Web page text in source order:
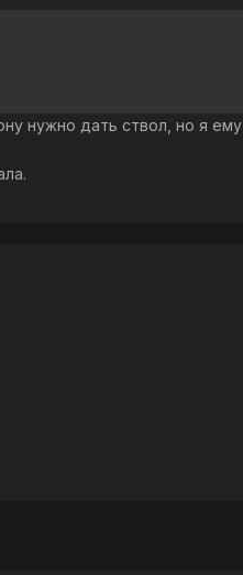
нужно дать ствол, но я